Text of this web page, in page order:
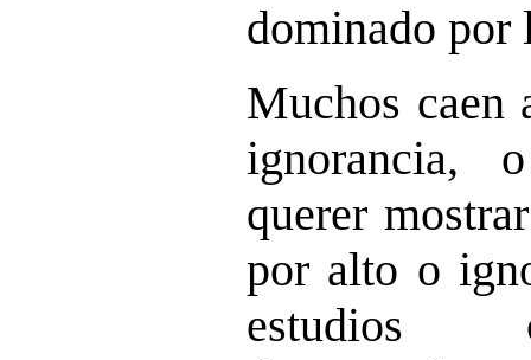
dominado por
Muchos caen
ignorancia,
querer
por alto o
estudios